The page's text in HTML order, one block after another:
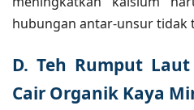
hubungan antar-unsur tidak
D. Teh Rumput
Cair Organik Kaya